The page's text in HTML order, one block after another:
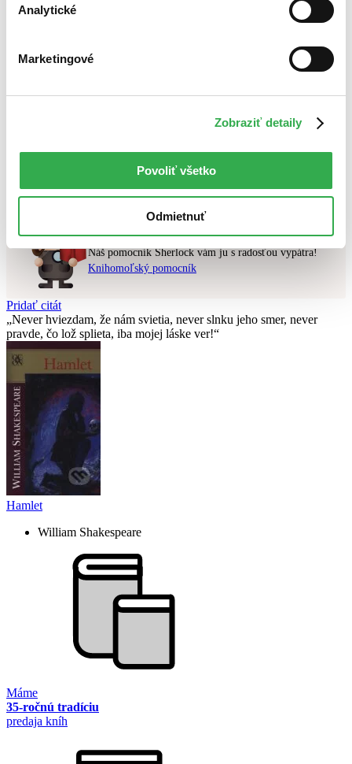
Analytické
Marketingové
Zobraziť detaily
Povoliť všetko
Odmietnuť
Bestsellery
Najdrahšie
Najlacnejšie
v predpredaji
vyhovujúci zadaným podmienkam.
Chcete poradiť knihu?
Náš pomocník Sherlock vám ju s radosťou vypátra!
Knihomoľský pomocník
Pridať citát
Never hviezdam, že nám svietia, never slnku jeho smer, never
pravde, čo lož splieta, iba mojej láske ver!
Hamlet
William Shakespeare
Máme
35-ročnú tradíciu
predaja kníh